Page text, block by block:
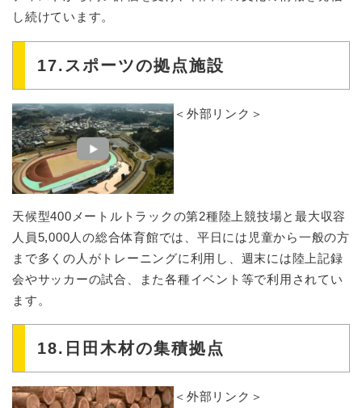
し続けています。
17.スポーツの拠点施設
＜外部リンク＞
天候型400メートルトラックの第2種陸上競技場と最大収容
人員5,000人の総合体育館では、平日には児童から一般の方
まで多くの人がトレーニングに利用し、週末には陸上記録
会やサッカーの試合、また各種イベント等で利用されてい
ます。
18.日田木材の集積拠点
＜外部リンク＞